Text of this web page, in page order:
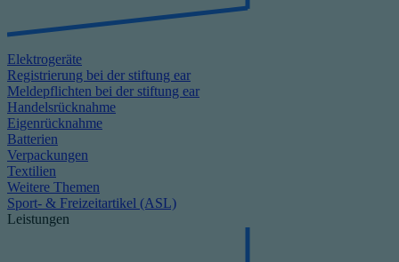
Elektrogeräte
Registrierung bei der stiftung ear
Meldepflichten bei der stiftung ear
Handelsrücknahme
Eigenrücknahme
Batterien
Verpackungen
Textilien
Weitere Themen
Sport- & Freizeitartikel (ASL)
Leistungen